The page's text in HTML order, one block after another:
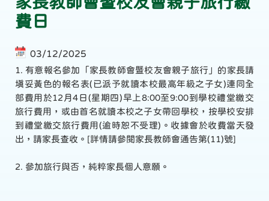
費日
03/12/2025
1. 有意報名參加「家長教師會暨校友會親子旅行」的家長請
填妥黃色的報名表(已派予就讀本校最高年級之子女)連同全
部費用於12月4日(星期四)早上8:00至9:00到學校禮堂繳交
旅行費用，或由首名就讀本校之子女帶回學校，按學校安排
到禮堂繳交旅行費用(逾時恕不受理)。收據會於收費當天發
出，請家長查收。[詳情請參閱家長教師會通告第(11)號]
2. 參加旅行與否，純粹家長個人意願。